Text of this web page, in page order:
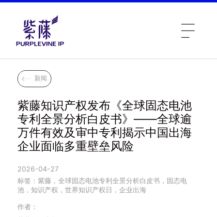
新闻
紫藤知识产权发布《全球固态电池
专利全景分析白皮书》——全球逾
万件有效及审中专利揭示中国出海
企业面临多重壁垒风险
2026-04-27
标签：紫藤，全球固态电池专利全景分析白皮书，固态电
池，知识产权，世界知识产权日，企业出海
作者：